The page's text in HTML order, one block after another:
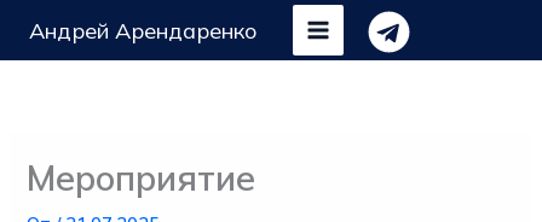
Андрей Арендаренко
Мероприятие